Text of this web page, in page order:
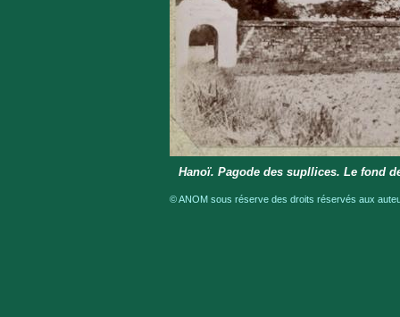
Hanoï. Pagode des supllices. Le fond
© ANOM sous réserve des droits réservés aux